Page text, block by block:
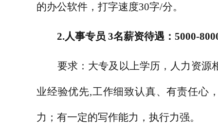
的办公软件，打字速度30字/分。
2.人事专员 3名薪资待遇： 5000-
要求：大专及以上学历，人力资源
业经验优先,工作细致认真、有责任心
力；有一定的写作能力，执行力强。